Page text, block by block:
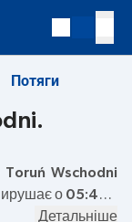
Потяги
Toruń Wschodni
о 05:46з
Детальніше